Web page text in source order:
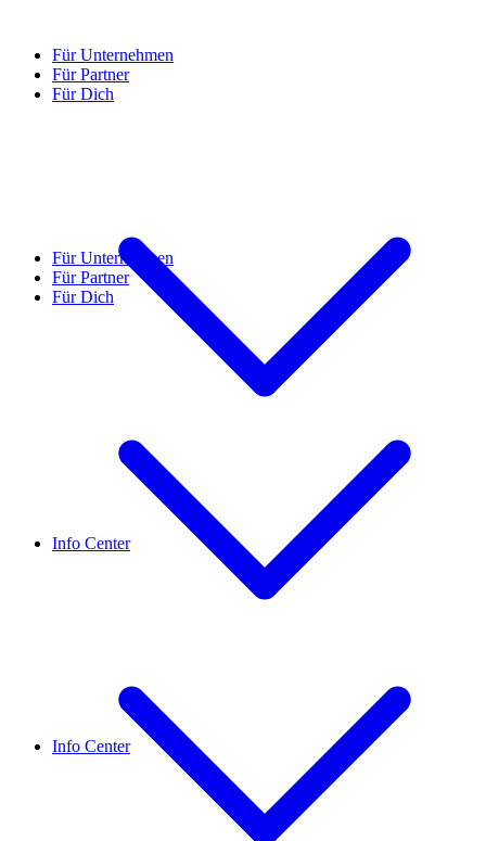
Für Unternehmen
Für Partner
Für Dich
Info Center
Für Unternehmen
Für Partner
Für Dich
Info Center